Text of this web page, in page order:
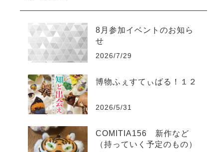
8月参加イベントのお知ら
せ
2026/7/29
博物ふぇすてぃばる！１２
2026/5/31
COMITIA156 新作など
（持っていく予定のもの）